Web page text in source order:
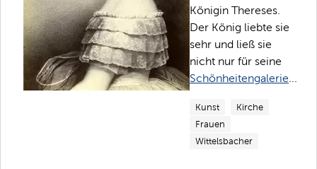
Königin Thereses.
Der König liebte sie
sehr und ließ sie
nicht nur für seine
Schönheitengalerie
Kunst
Kirche
Frauen
Wittelsbacher